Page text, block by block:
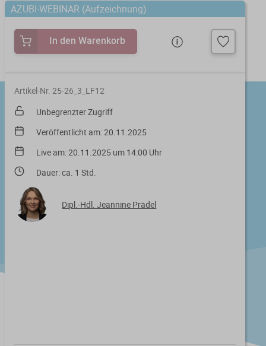
AZUBI-WEBINAR (Aufzeichnung)
In den Warenkorb
Artikel-Nr. 25-26_3_LF12
Unbegrenzter Zugriff
Veröffentlicht am: 20.11.2025
Live am: 20.11.2025 um 14:00 Uhr
Dauer: ca. 1 Std.
Dipl.-Hdl. Jeannine Prädel